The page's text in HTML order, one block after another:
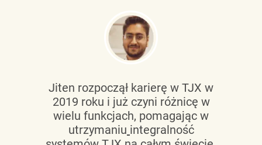
Jiten rozpoczął karierę w TJX w
2019 roku i już czyni różnicę w
wielu funkcjach, pomagając w
utrzymaniu integralność